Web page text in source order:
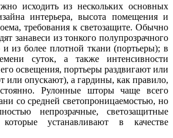
исходить из нескольких основных
интерьера, высота помещения и
требования к светозащите. Обычно
занавеси из тонкого полупрозрачного
из более плотной ткани (портьеры); в
суток, а также интенсивности
освещения, портьеры раздвигают или
или опускают), а гардины, как правило,
Рулонные шторы чаще всего
со средней светопроницаемостью, но
непрозрачные, светозащитные
устанавливают в качестве